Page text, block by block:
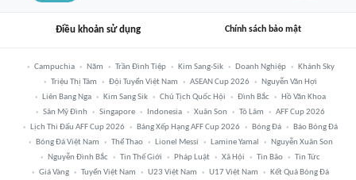
Điều khoản sử dụng Chính sách bảo mật
Campuchia Năm Trần Đình Tiệp Kim Sang-Sik Doanh Nghiệp
Khánh Sky
Triệu Thị Tâm
Đội Tuyển Việt Nam ASEAN Cup 2026
Nguyễn Văn Hợi
Liên Bang Nga
Kim Sang Sik Chủ Tịch Quốc Hội Đình Bắc
Hồ Văn Khoa
Sân Mỹ Đình
Singapore Indonesia Xuân Son Tô Lâm
AFF Cup 2026
Lịch Thi Đấu AFF Cup 2026
Bảng Xếp Hạng AFF Cup 2026 Bóng Đá
Báo Bóng Đá
Bóng Đá Việt Nam
Thể Thao Lionel Messi Lamine Yamal
Nguyễn Xuân Son
Nguyễn Đình Bắc
Tin Thế Giới Pháp Luật Xã Hội Tin Bão
Tin Tức
Giá Vàng
Tuyển Việt Nam U23 Việt Nam U17 Việt Nam Kết Quả Bóng Đá